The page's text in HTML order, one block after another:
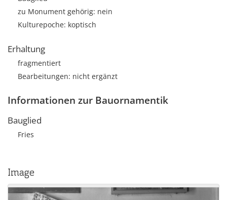
zu Monument gehörig: nein
Kulturepoche: koptisch
Erhaltung
fragmentiert
Bearbeitungen: nicht ergänzt
Informationen zur Bauornamentik
Bauglied
Fries
Image